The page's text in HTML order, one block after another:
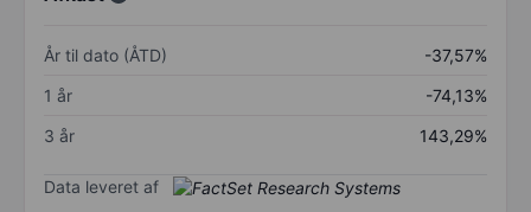
År til dato (ÅTD)
-37,57%
1 år
-74,13%
3 år
143,29%
Data leveret af